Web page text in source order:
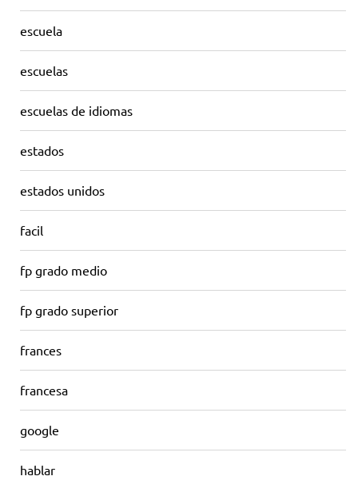
escuela
escuelas
escuelas de idiomas
estados
estados unidos
facil
fp grado medio
fp grado superior
frances
francesa
google
hablar